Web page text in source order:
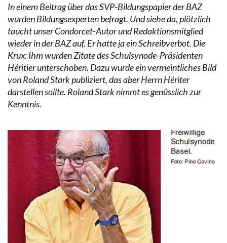
In einem Beitrag über das SVP-Bildungspapier der BAZ
wurden Bildungsexperten befragt. Und siehe da, plötzlich
taucht unser Condorcet-Autor und Redaktionsmitglied
wieder in der BAZ auf. Er hatte ja ein Schreibverbot. Die
Krux: Ihm wurden Zitate des Schulsynode-Präsidenten
Héritier unterschoben. Dazu wurde ein vermeintliches Bild
von Roland Stark publiziert, das aber Herrn Hériter
darstellen sollte. Roland Stark nimmt es genüsslich zur
Kenntnis.